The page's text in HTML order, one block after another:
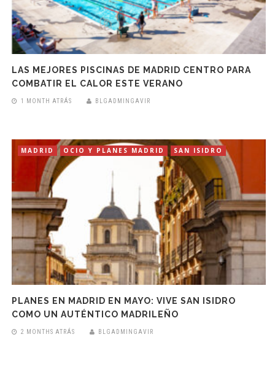
LAS MEJORES PISCINAS DE MADRID CENTRO PARA
COMBATIR EL CALOR ESTE VERANO
1 MONTH ATRÁS BLGADMINGAVIR
MADRID OCIO Y PLANES MADRID SAN ISIDRO
PLANES EN MADRID EN MAYO: VIVE SAN ISIDRO
COMO UN AUTÉNTICO MADRILEÑO
2 MONTHS ATRÁS BLGADMINGAVIR